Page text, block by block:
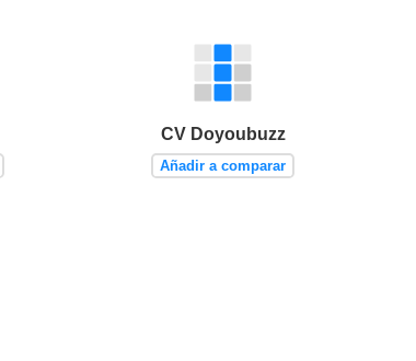
CV Doyoubuzz
Añadir a comparar